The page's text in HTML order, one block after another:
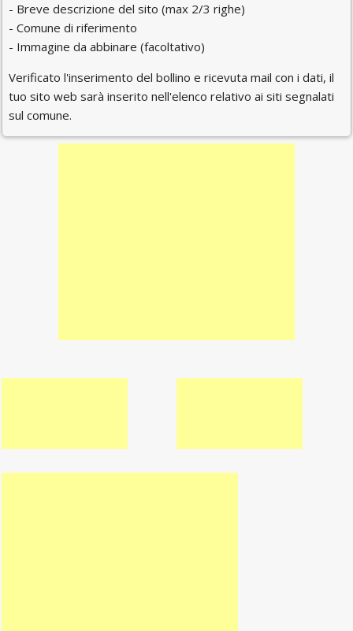
- Breve descrizione del sito (max 2/3 righe)
- Comune di riferimento
- Immagine da abbinare (facoltativo)
Verificato l'inserimento del bollino e ricevuta mail con i dati, il
tuo sito web sarà inserito nell'elenco relativo ai siti segnalati
sul comune.